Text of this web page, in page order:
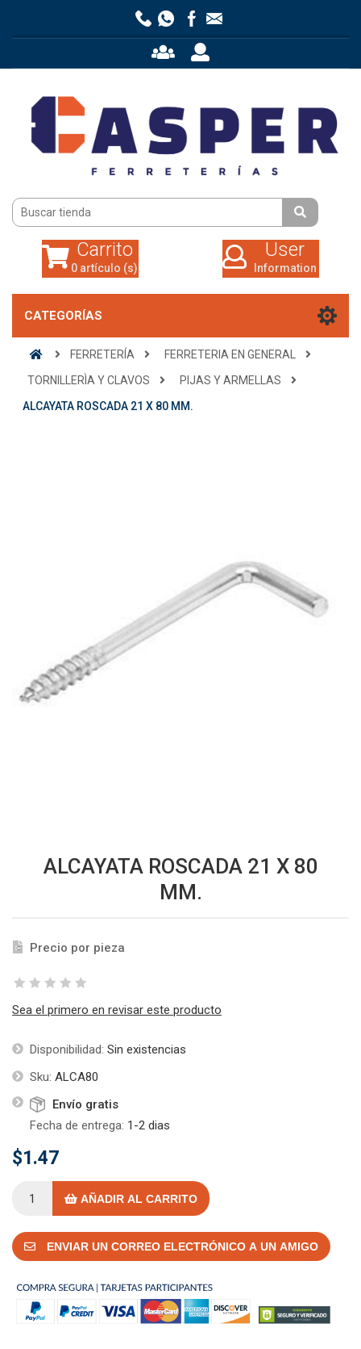
0 artículo (s)
Carrito
0 artículo (s)
User
Information
CATEGORÍAS
FERRETERÍA
FERRETERIA EN GENERAL
TORNILLERÌA Y CLAVOS
PIJAS Y ARMELLAS
ALCAYATA ROSCADA 21 X 80 MM.
ALCAYATA ROSCADA 21 X 80
MM.
Precio por pieza
Sea el primero en revisar este producto
Disponibilidad: Sin existencias
Sku: ALCA80
Envío gratis
Fecha de entrega: 1-2 dias
$1.47
AÑADIR AL CARRITO
ENVIAR UN CORREO ELECTRÓNICO A UN AMIGO